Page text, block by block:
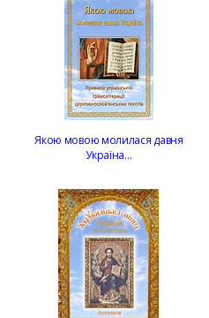
Якою мовою молилася давня
Україна…